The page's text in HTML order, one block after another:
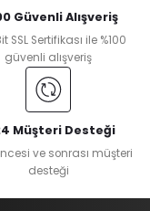
Güvenli Alışveriş
SSL Sertifikası ile %100
güvenli alışveriş
Müşteri Desteği
ve sonrası müşteri
desteği